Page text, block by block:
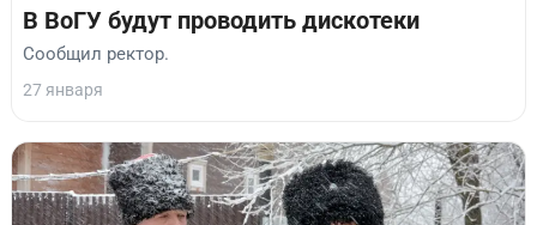
В ВоГУ будут проводить дискотеки
Сообщил ректор.
27 января